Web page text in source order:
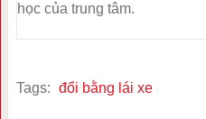
học của trung tâm.
Tags: đổi bằng lái xe